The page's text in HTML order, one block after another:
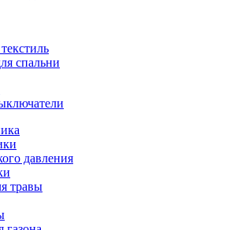
спальни
давления
травы